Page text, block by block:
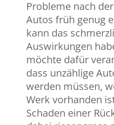
Probleme nach
Autos früh genug
kann das
Auswirkungen
möchte dafür
dass unzählige
werden müssen,
Werk vorhanden
Schaden einer